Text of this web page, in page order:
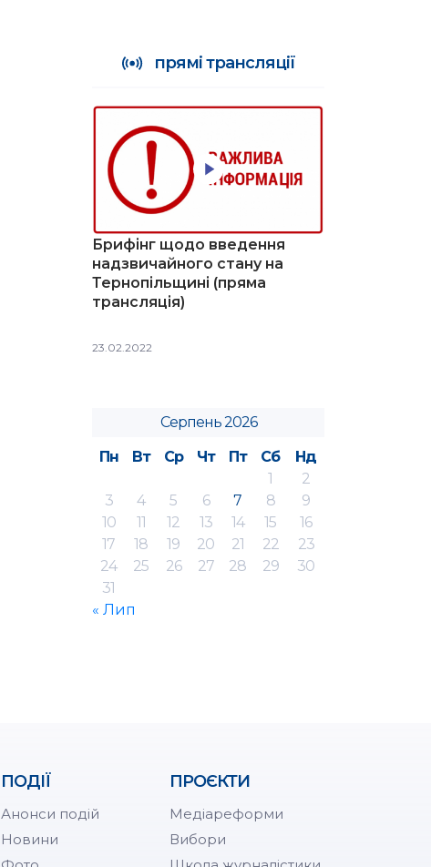
прямі трансляції
Брифінг щодо введення
надзвичайного стану на
Тернопільщині (пряма
трансляція)
23.02.2022
Серпень 2026
Пн
Вт Ср Чт Пт Сб
Нд
1
2
3
4 5 6 7 8
9
10
11 12 13 14 15
16
17
18 19 20 21 22
23
24
25 26 27 28 29
30
31
« Лип
ПОДІЇ
Анонси подій
Новини
ПРОЄКТИ
Медіареформи
Вибори